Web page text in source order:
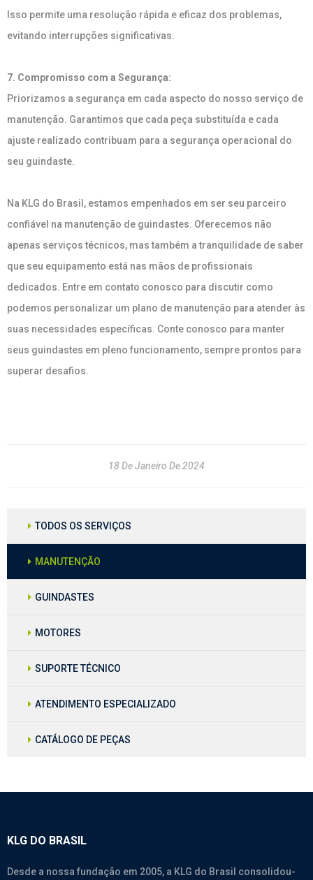
Isso permite uma resolução rápida e eficaz dos problemas,
evitando interrupções significativas.
7. Compromisso com a Segurança:
Priorizamos a segurança em cada aspecto do nosso serviço de
manutenção. Garantimos que cada peça substituída e cada
ajuste realizado contribuam para a segurança operacional do
seu guindaste.
Na KLG do Brasil, estamos empenhados em ser seu parceiro
confiável na manutenção de guindastes. Oferecemos não
apenas serviços técnicos, mas também a tranquilidade de saber
que seu equipamento está nas mãos de profissionais
dedicados. Entre em contato conosco para discutir como
podemos personalizar um plano de manutenção para atender às
suas necessidades específicas. Conte conosco para manter
seus guindastes em pleno funcionamento, sempre prontos para
superar desafios.
18 De Janeiro De 2024
TODOS OS SERVIÇOS
MANUTENÇÃO
GUINDASTES
MOTORES
SUPORTE TÉCNICO
ATENDIMENTO ESPECIALIZADO
CATÁLOGO DE PEÇAS
KLG DO BRASIL
Desde a nossa fundação em 2005, a KLG do Brasil consolidou-